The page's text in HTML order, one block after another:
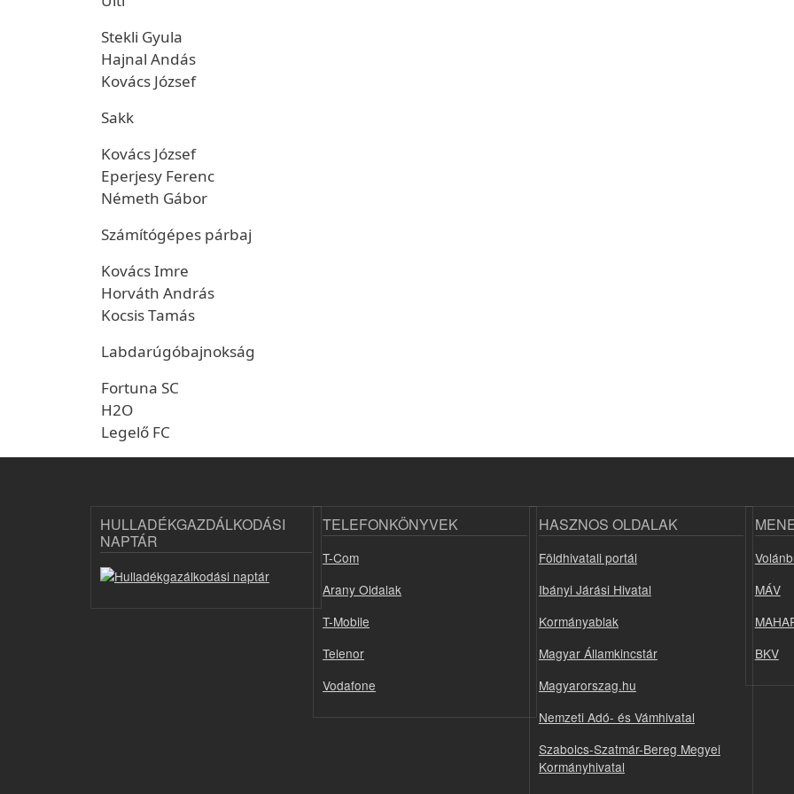
Stekli Gyula
Hajnal Andás
Kovács József
Sakk
Kovács József
Eperjesy Ferenc
Németh Gábor
Számítógépes párbaj
Kovács Imre
Horváth András
Kocsis Tamás
Labdarúgóbajnokság
Fortuna SC
H2O
Legelő FC
HULLADÉKGAZDÁLKODÁSI
NAPTÁR
TELEFONKÖNYVEK
T-Com
Arany Oldalak
T-Mobile
Telenor
Vodafone
HASZNOS OLDALAK
Földhivatali portál
Ibányi Járási Hivatal
Kormányablak
Magyar Államkincstár
Magyarorszag.hu
Nemzeti Adó- és Vámhivatal
Szabolcs-Szatmár-Bereg Megyei
Kormányhivatal
MÁV
BKV